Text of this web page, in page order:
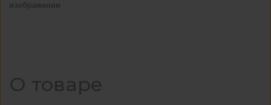
изображении
О товаре